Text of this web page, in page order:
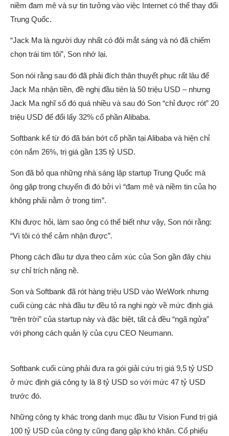
niềm đam mê và sự tin tưởng vào việc Internet có thể thay đổi
Trung Quốc.
“Jack Ma là người duy nhất có đôi mắt sáng và nó đã chiếm
chọn trái tim tôi”, Son nhớ lại.
Son nói rằng sau đó đã phải đích thân thuyết phục rất lâu để
Jack Ma nhận tiền, đề nghị đầu tiên là 50 triệu USD – nhưng
Jack Ma nghĩ số đó quá nhiều và sau đó Son “chỉ được rót” 20
triệu USD để đổi lấy 32% cổ phần Alibaba.
Softbank kể từ đó đã bán bớt cổ phần tại Alibaba và hiện chỉ
còn nắm 26%, trị giá gần 135 tỷ USD.
Son đã bỏ qua những nhà sáng lập startup Trung Quốc mà
ông gặp trong chuyến đi đó bởi vì “đam mê và niềm tin của họ
không phải nằm ở trong tim”.
Khi được hỏi, làm sao ông có thể biết như vậy, Son nói rằng:
“Vì tôi có thể cảm nhận được”.
Phong cách đầu tư dựa theo cảm xúc của Son gần đây chịu
sự chỉ trích nặng nề.
Son và Softbank đã rót hàng triệu USD vào WeWork nhưng
cuối cùng các nhà đầu tư đều tỏ ra nghi ngờ về mức định giá
“trên trời” của startup này và đặc biệt, tất cả đều “ngã ngửa”
với phong cách quản lý của cựu CEO Neumann.
Softbank cuối cùng phải đưa ra gói giải cứu trị giá 9,5 tỷ USD
ở mức định giá công ty là 8 tỷ USD so với mức 47 tỷ USD
trước đó.
Những công ty khác trong danh mục đầu tư Vision Fund trị giá
100 tỷ USD của công ty cũng đang gặp khó khăn. Cổ phiếu